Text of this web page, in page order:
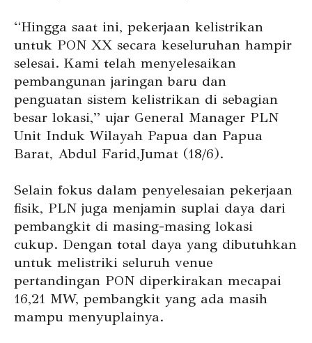
“Hingga saat ini, pekerjaan kelistrikan
untuk PON XX secara keseluruhan hampir
selesai. Kami telah menyelesaikan
pembangunan jaringan baru dan
penguatan sistem kelistrikan di sebagian
besar lokasi,” ujar General Manager PLN
Unit Induk Wilayah Papua dan Papua
Barat, Abdul Farid,Jumat (18/6).
Selain fokus dalam penyelesaian pekerjaan
fisik, PLN juga menjamin suplai daya dari
pembangkit di masing-masing lokasi
cukup. Dengan total daya yang dibutuhkan
untuk melistriki seluruh venue
pertandingan PON diperkirakan mecapai
16,21 MW, pembangkit yang ada masih
mampu menyuplainya.